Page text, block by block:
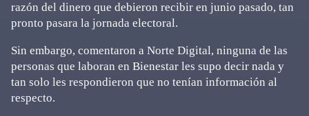
razón del dinero que debieron recibir en junio pasado, tan
pronto pasara la jornada electoral.
Sin embargo, comentaron a Norte Digital, ninguna de las
personas que laboran en Bienestar les supo decir nada y
tan solo les respondieron que no tenían información al
respecto.